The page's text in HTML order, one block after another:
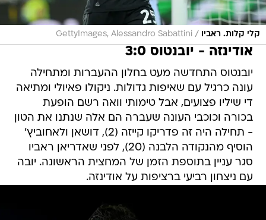
קלי קלות. ראביו /
GettyImages, Alessandro Sabattini
אודינזה - יובנטוס 3:0
יובנטוס התחדשה מעט בחלון ההעברות ומתחילה
עונה כרגיל עם שאיפות גדולות. ניקולו פאיולי ומתיאה
די שיליו פצועים, אבל טימותי וואה רשם הופעת
בכורה וכוכבי העונה שעברה הם אלה שנתנו את הטון
- תחילה היה זה פדריקו קייזה (2), דושאן ולאחוביץ'
הוסיף מהנקודה הלבנה (20), לפני שאדריאן ראביו
סגר עניין בתוספת הזמן של המחצית הראשונה. יובה
עם ניצחון רביעי ברציפות על אודינזה.